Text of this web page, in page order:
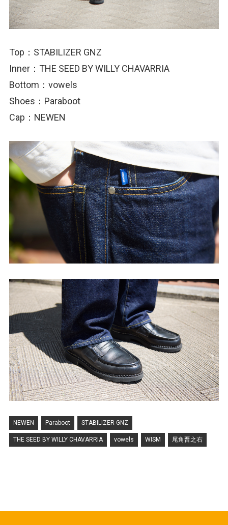
Top：STABILIZER GNZ
Inner：THE SEED BY WILLY CHAVARRIA
Bottom：vowels
Shoes：Paraboot
Cap：NEWEN
NEWEN Paraboot STABILIZER GNZ
THE SEED BY WILLY CHAVARRIA vowels WISM 尾角晋之右